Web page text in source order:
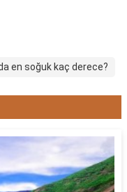
en soğuk kaç derece?